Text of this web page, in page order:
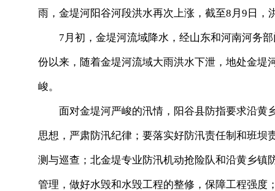
雨，金堤河阳谷河段洪水再次上涨，截至8月9日，
7月初，金堤河流域降水，经山东和河南河务部
份以来，随着金堤河流域大雨洪水下泄，地处金
峻。
面对金堤河严峻的汛情，阳谷县防指要求沿黄
思想，严肃防汛纪律；要落实好防汛责任制和班
测与巡查；北金堤专业防汛机动抢险队和沿黄乡
管理，做好水毁和水毁工程的整修，保障工程强度